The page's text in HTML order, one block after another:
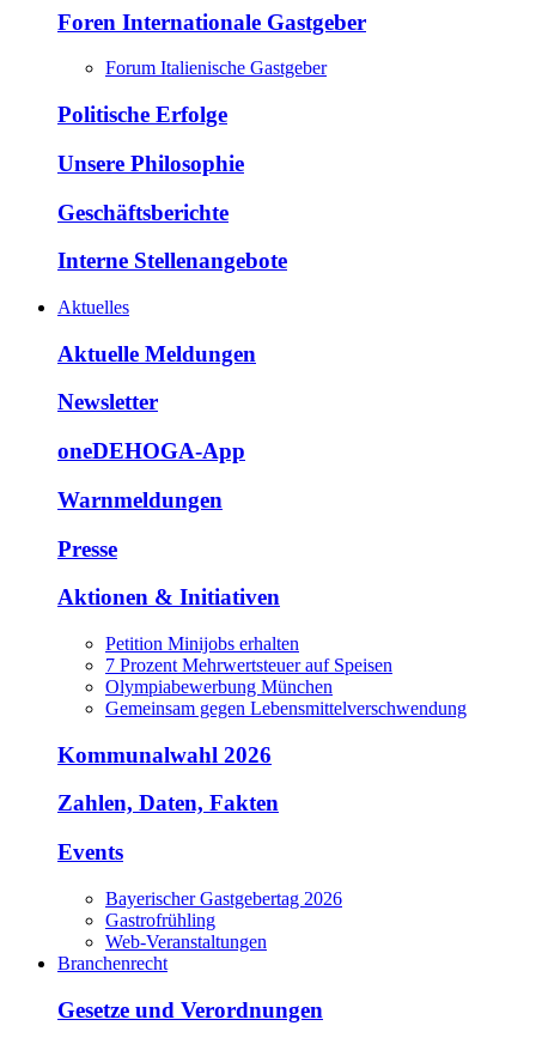
Foren Internationale Gastgeber
Forum Italienische Gastgeber
Politische Erfolge
Unsere Philosophie
Geschäftsberichte
Interne Stellenangebote
Aktuelles
Aktuelle Meldungen
Newsletter
oneDEHOGA-App
Warnmeldungen
Presse
Aktionen & Initiativen
Petition Minijobs erhalten
7 Prozent Mehrwertsteuer auf Speisen
Olympiabewerbung München
Gemeinsam gegen Lebensmittelverschwendung
Kommunalwahl 2026
Zahlen, Daten, Fakten
Events
Bayerischer Gastgebertag 2026
Gastrofrühling
Web-Veranstaltungen
Branchenrecht
Gesetze und Verordnungen